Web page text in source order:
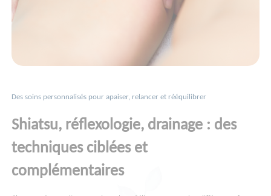
Des soins personnalisés pour apaiser, relancer et rééquilibrer
Shiatsu, réflexologie, drainage : des
techniques ciblées et
complémentaires